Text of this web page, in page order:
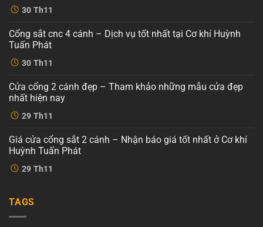
30 Th11
Không
có
luận
ở
Mẫu
cổng
sắt
cnc
cánh
hiện
đại
tại
Cơ
khí
Phát
30 Th11
Cổng sắt cnc 4 cánh – Dịch vụ tốt nhất tại Cơ khí Huỳnh
Tuấn Phát
Không
có
luận
ở
Cổng
sắt
cnc
4
Dịch
vụ
tốt
nhất
tại
Tuấn
29 Th11
Cửa cổng 2 cánh đẹp – Tham khảo những mẫu cửa đẹp
nhất hiện nay
Không
có
ở
Cửa
cổng
cánh
khảo
mẫu
29 Th11
Giá cửa cổng sắt 2 cánh – Nhận báo giá tốt nhất ở Cơ khí
Huỳnh Tuấn Phát
Không
có
Giá
cổng
TAGS